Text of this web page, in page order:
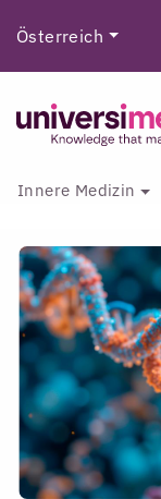
Österreich
Innere Medizin